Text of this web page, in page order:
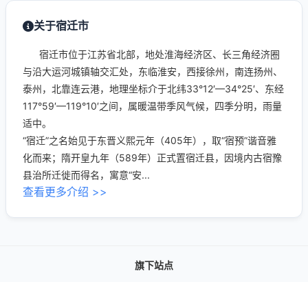
关于宿迁市
宿迁市位于江苏省北部，地处淮海经济区、长三角经济圈
与沿大运河城镇轴交汇处，东临淮安，西接徐州，南连扬州、
泰州，北靠连云港，地理坐标介于北纬33°12′—34°25′、东经
117°59′—119°10′之间，属暖温带季风气候，四季分明，雨量
适中。
“宿迁”之名始见于东晋义熙元年（405年），取“宿预”谐音雅
化而来；隋开皇九年（589年）正式置宿迁县，因境内古宿豫
县治所迁徙而得名，寓意“安...
查看更多介绍 >>
旗下站点